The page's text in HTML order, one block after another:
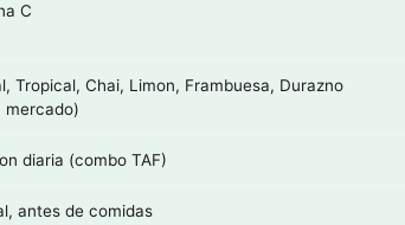
C
Tropical, Chai, Limon, Frambuesa, Durazno
mercado)
diaria (combo TAF)
antes de comidas